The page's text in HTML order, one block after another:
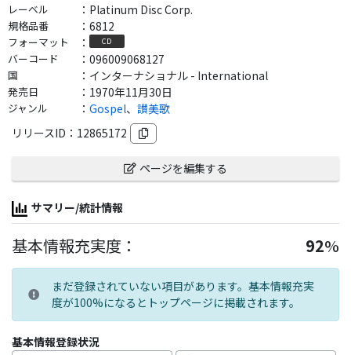
レーベル ： Platinum Disc Corp.
規格品番 ： 6812
フォーマット ： CD
バーコード ： 096009068127
国 ： インターナショナル - International
発売日 ： 1970年11月30日
ジャンル ： Gospel、 讃美歌
リリースID： 12865172
ページを編集する
サマリー/統計情報
基本情報充実度： 92%
まだ登録されていない項目があります。基本情報充実
度が100%になるとトップページに掲載されます。
基本情報登録状況